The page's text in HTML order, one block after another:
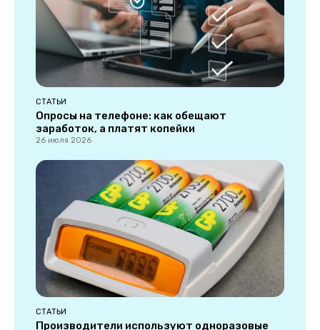
СТАТЬИ
Опросы на телефоне: как обещают
заработок, а платят копейки
26 июля 2026
СТАТЬИ
Производители используют одноразовые